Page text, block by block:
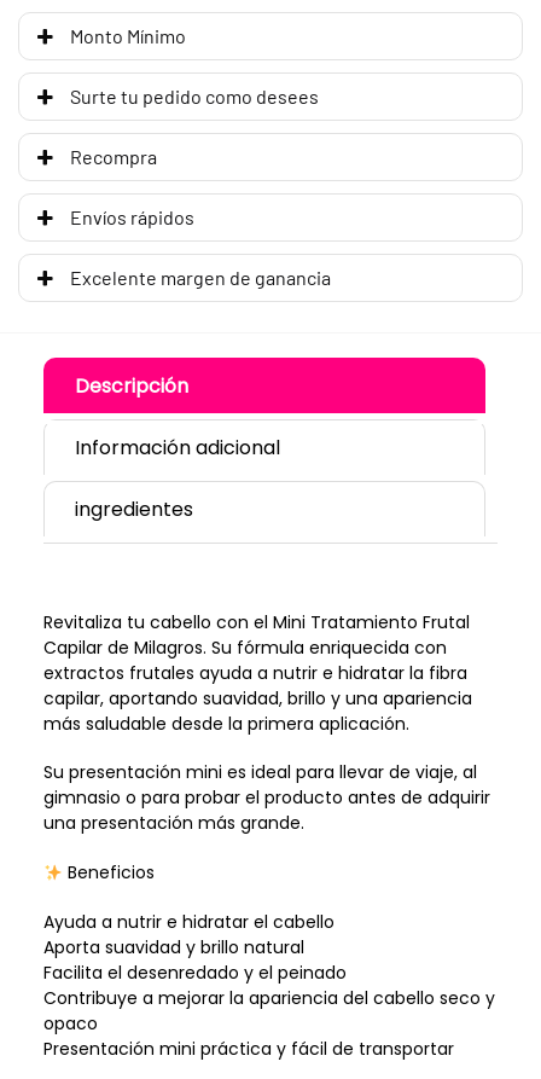
Monto Mínimo
Surte tu pedido como desees
Recompra
Envíos rápidos
Excelente margen de ganancia
Descripción
Información adicional
ingredientes
Revitaliza tu cabello con el Mini Tratamiento Frutal
Capilar de Milagros. Su fórmula enriquecida con
extractos frutales ayuda a nutrir e hidratar la fibra
capilar, aportando suavidad, brillo y una apariencia
más saludable desde la primera aplicación.
Su presentación mini es ideal para llevar de viaje, al
gimnasio o para probar el producto antes de adquirir
una presentación más grande.
Beneficios
Ayuda a nutrir e hidratar el cabello
Aporta suavidad y brillo natural
Facilita el desenredado y el peinado
Contribuye a mejorar la apariencia del cabello seco y
opaco
Presentación mini práctica y fácil de transportar